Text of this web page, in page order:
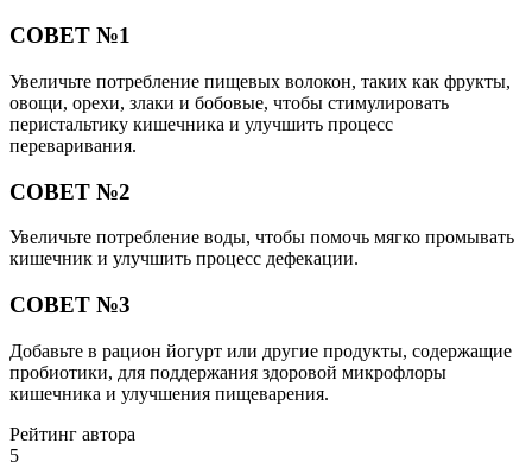
СОВЕТ №1
Увеличьте потребление пищевых волокон, таких как фрукты,
овощи, орехи, злаки и бобовые, чтобы стимулировать
перистальтику кишечника и улучшить процесс
переваривания.
СОВЕТ №2
Увеличьте потребление воды, чтобы помочь мягко промывать
кишечник и улучшить процесс дефекации.
СОВЕТ №3
Добавьте в рацион йогурт или другие продукты, содержащие
пробиотики, для поддержания здоровой микрофлоры
кишечника и улучшения пищеварения.
Рейтинг автора
5